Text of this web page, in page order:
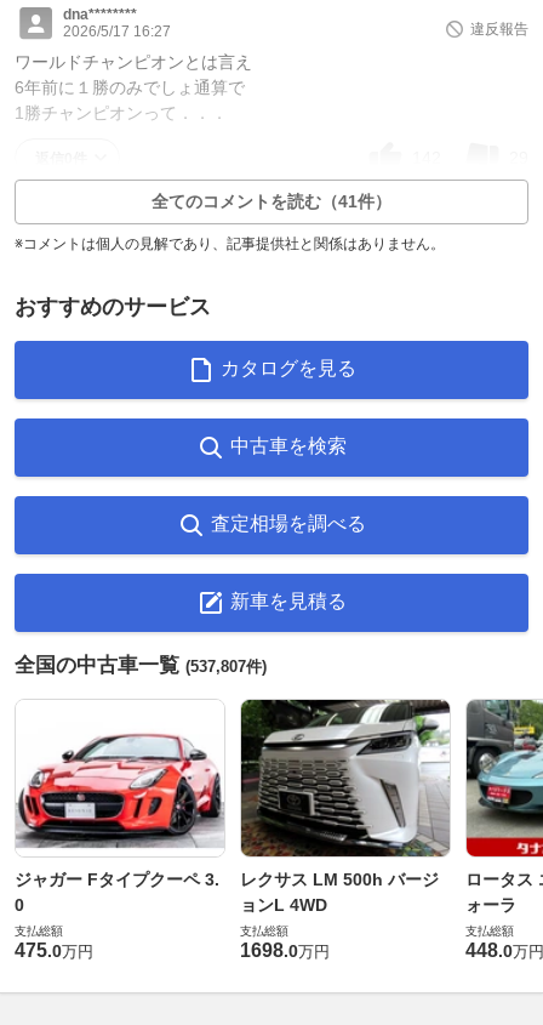
dna********
2026/5/17 16:27
違反報告
ワールドチャンピオンとは言え
6年前に１勝のみでしょ通算で
1勝チャンピオンって．．．
全てのコメントを読む（41件）
※コメントは個人の見解であり、記事提供社と関係はありません。
おすすめのサービス
カタログを見る
中古車を検索
査定相場を調べる
新車を見積る
全国の中古車一覧 (537,807件)
ジャガー Fタイプクーペ 3.
0
支払総額
475.0万円
レクサス LM 500h バージ
ョンL 4WD
支払総額
1698.0万円
ロータス
ォーラ
支払総額
448.0万円